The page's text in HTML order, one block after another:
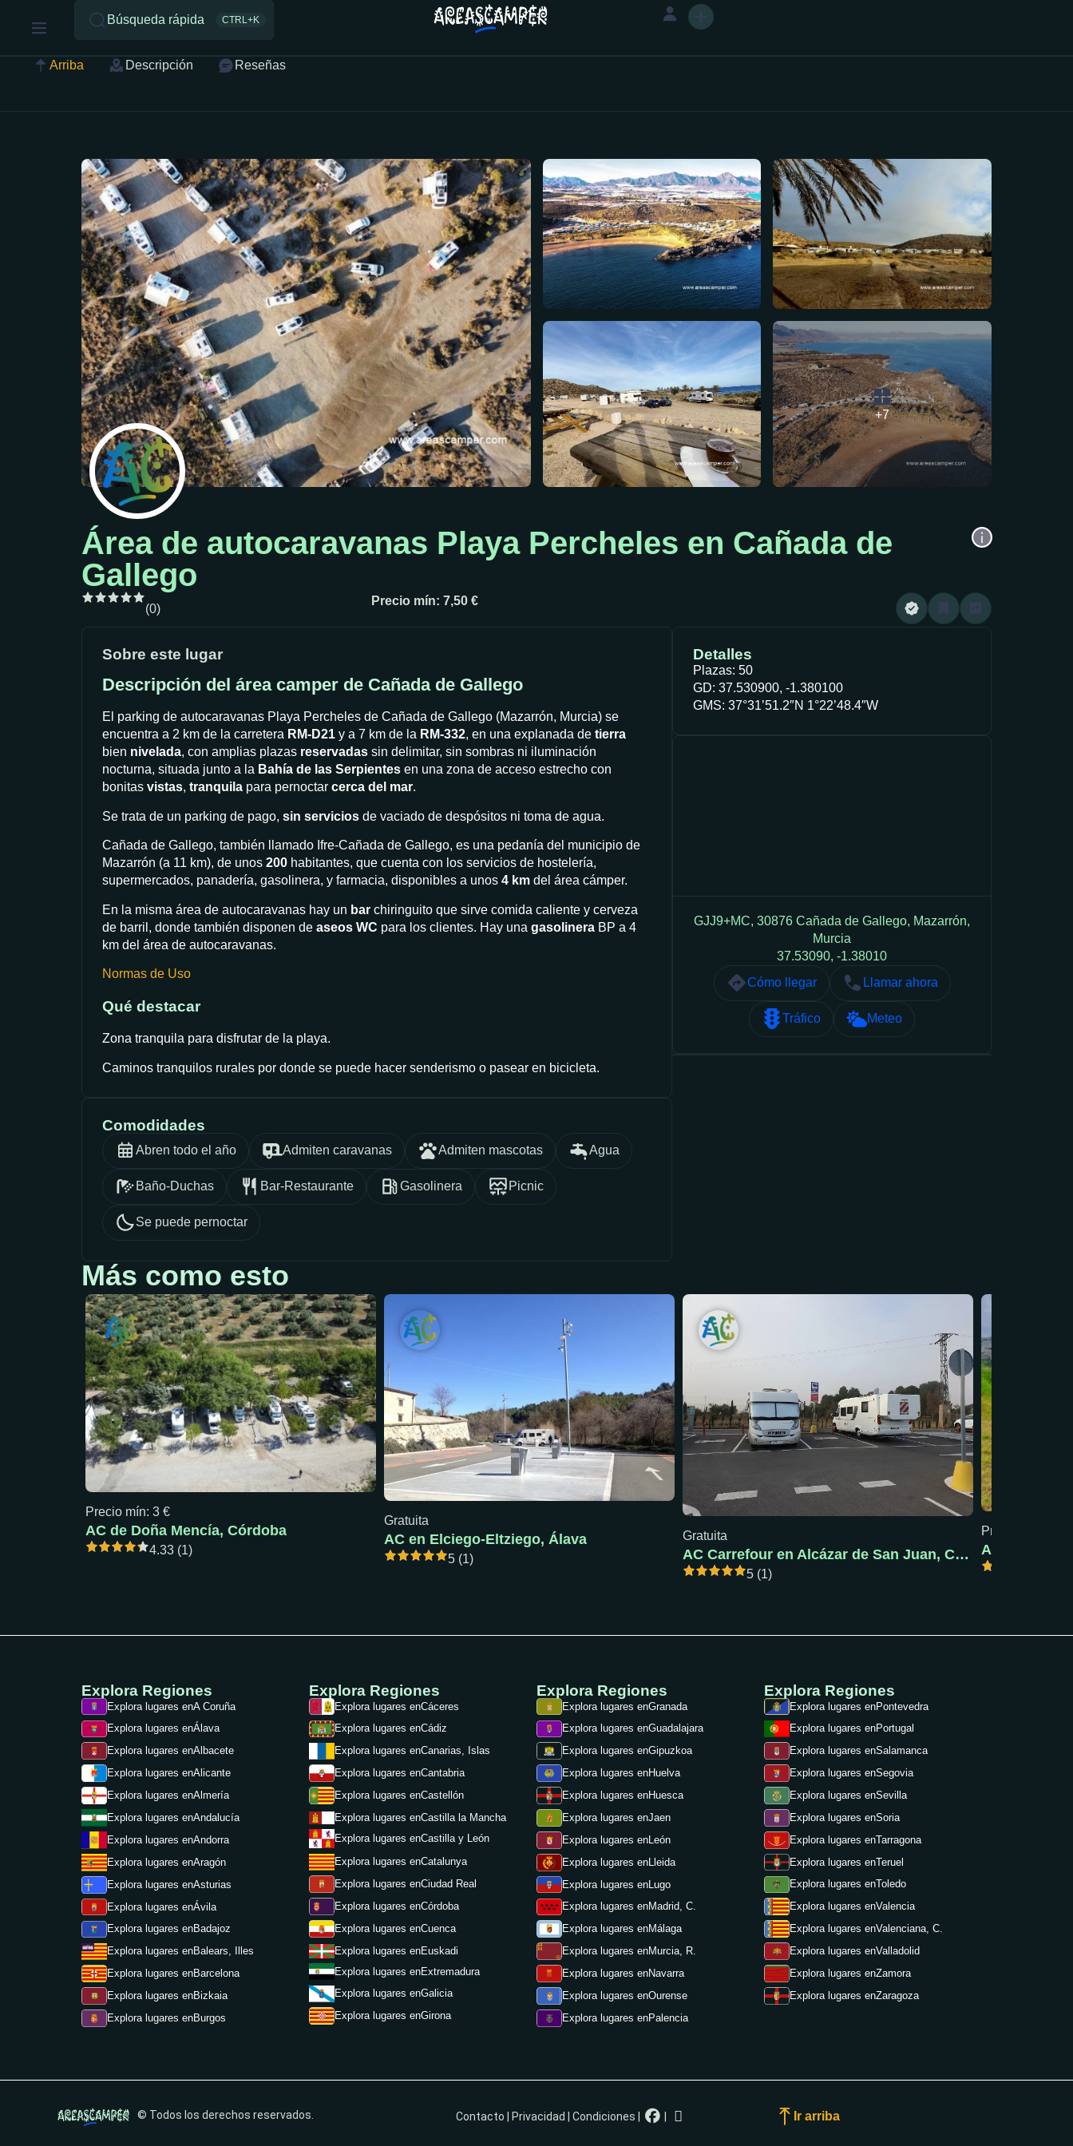
Búsqueda rápida CTRL+K
Arriba Descripción Reseñas
+7
Área de autocaravanas Playa Percheles en Cañada de
Gallego
(0)
Precio mín: 7,50 €
Sobre este lugar
Descripción del área camper de Cañada de Gallego
El parking de autocaravanas Playa Percheles de Cañada de Gallego (Mazarrón, Murcia) se
encuentra a 2 km de la carretera RM-D21 y a 7 km de la RM-332, en una explanada de tierra
bien nivelada, con amplias plazas reservadas sin delimitar, sin sombras ni iluminación
nocturna, situada junto a la Bahía de las Serpientes en una zona de acceso estrecho con
bonitas vistas, tranquila para pernoctar cerca del mar.
Se trata de un parking de pago, sin servicios de vaciado de despósitos ni toma de agua.
Cañada de Gallego, también llamado Ifre-Cañada de Gallego, es una pedanía del municipio de
Mazarrón (a 11 km), de unos 200 habitantes, que cuenta con los servicios de hostelería,
supermercados, panadería, gasolinera, y farmacia, disponibles a unos 4 km del área cámper.
En la misma área de autocaravanas hay un bar chiringuito que sirve comida caliente y cerveza
de barril, donde también disponen de aseos WC para los clientes. Hay una gasolinera BP a 4
km del área de autocaravanas.
Normas de Uso
Qué destacar
Zona tranquila para disfrutar de la playa.
Caminos tranquilos rurales por donde se puede hacer senderismo o pasear en bicicleta.
Comodidades
Abren todo el año Admiten caravanas Admiten mascotas Agua
Baño-Duchas Bar-Restaurante Gasolinera Picnic
Se puede pernoctar
Detalles
Plazas: 50
GD: 37.530900, -1.380100
GMS: 37°31’51.2″N 1°22’48.4″W
GJJ9+MC, 30876 Cañada de Gallego, Mazarrón,
Murcia
37.53090, -1.38010
Cómo llegar
Llamar ahora
Tráfico Meteo
Más como esto
Precio mín: 3 €
AC de Doña Mencía, Córdoba
4.33 (1)
Gratuita
AC en Elciego-Eltziego, Álava
5 (1)
Gratuita
AC Carrefour en Alcázar de San Juan, Ciudad Real
5 (1)
Precio mín: 18 €
AC Pola de
Explora Regiones
Explora lugares enA Coruña
Explora lugares enÁlava
Explora lugares enAlbacete
Explora lugares enAlicante
Explora lugares enAlmería
Explora lugares enAndalucía
Explora lugares enAndorra
Explora lugares enAragón
Explora lugares enAsturias
Explora lugares enÁvila
Explora lugares enBadajoz
Explora lugares enBalears, Illes
Explora lugares enBarcelona
Explora lugares enBizkaia
Explora lugares enBurgos
Explora Regiones
Explora lugares enCáceres
Explora lugares enCádiz
Explora lugares enCanarias, Islas
Explora lugares enCantabria
Explora lugares enCastellón
Explora lugares enCastilla la Mancha
Explora lugares enCastilla y León
Explora lugares enCatalunya
Explora lugares enCiudad Real
Explora lugares enCórdoba
Explora lugares enCuenca
Explora lugares enEuskadi
Explora lugares enExtremadura
Explora lugares enGalicia
Explora lugares enGirona
Explora Regiones
Explora lugares enGranada
Explora lugares enGuadalajara
Explora lugares enGipuzkoa
Explora lugares enHuelva
Explora lugares enHuesca
Explora lugares enJaen
Explora lugares en León
Explora lugares enLleida
Explora lugares enLugo
Explora lugares enMadrid, C.
Explora lugares enMálaga
Explora lugares enMurcia, R.
Explora lugares enNavarra
Explora lugares enOurense
Explora lugares enPalencia
Explora Regiones
Explora lugares enPontevedra
Explora lugares enPortugal
Explora lugares enSalamanca
Explora lugares enSegovia
Explora lugares enSevilla
Explora lugares enSoria
Explora lugares enTarragona
Explora lugares enTeruel
Explora lugares enToledo
Explora lugares enValencia
Explora lugares enValenciana, C.
Explora lugares enValladolid
Explora lugares enZamora
Explora lugares enZaragoza
© Todos los derechos reservados. Contacto Privacidad |Condiciones Ir arriba